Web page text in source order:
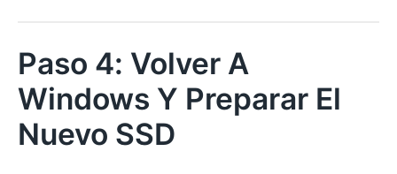
Paso 4: Volver A
Windows Y Preparar El
Nuevo SSD